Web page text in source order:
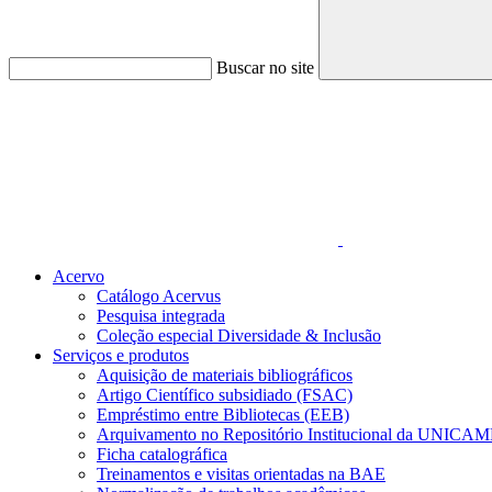
Buscar no site
Acervo
Catálogo Acervus
Pesquisa integrada
Coleção especial Diversidade & Inclusão
Serviços e produtos
Aquisição de materiais bibliográficos
Artigo Científico subsidiado (FSAC)
Empréstimo entre Bibliotecas (EEB)
Arquivamento no Repositório Institucional da
Ficha catalográfica
Treinamentos e visitas orientadas na BAE